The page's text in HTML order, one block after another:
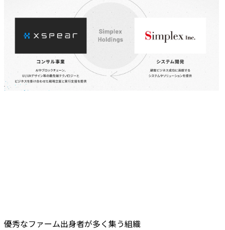
優秀なファーム出身者が多く集う組織